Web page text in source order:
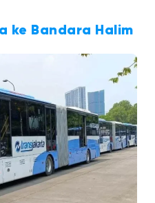
ke Bandara Halim